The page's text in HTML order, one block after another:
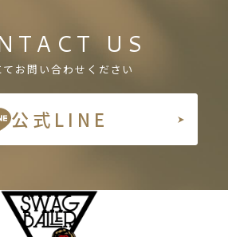
US
お問い合わせください
公式LINE